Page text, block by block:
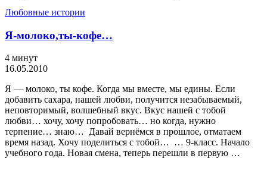
Любовные истории
Я-молоко,ты-кофе…
4 минут
16.05.2010
Я — молоко, ты кофе. Когда мы вместе, мы едины. Если
добавить сахара, нашей любви, получится незабываемый,
неповторимый, волшебный вкус. Вкус нашей с тобой
любви… хочу, хочу попробовать… но когда, нужно
терпение… знаю… Давай вернёмся в прошлое, отматаем
время назад. Хочу поделиться с тобой… … 9-класс. Начало
учебного года. Новая смена, теперь перешли в первую …